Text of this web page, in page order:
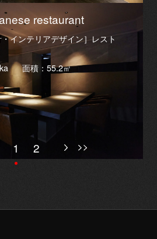
restaurant
インテリアデザイン］レスト
面積：55.2㎡
1 2